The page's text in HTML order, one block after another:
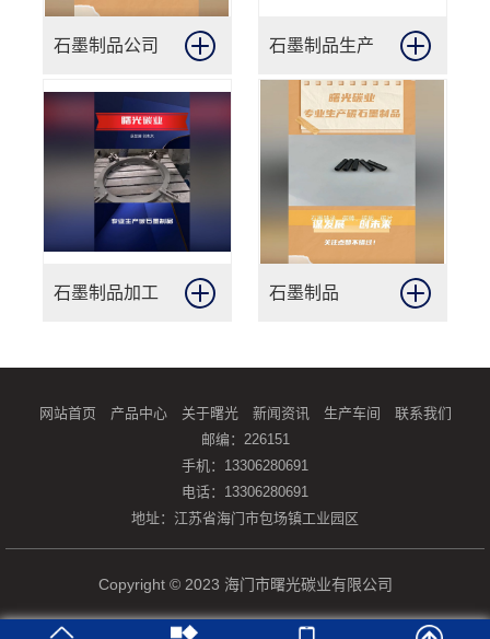
石墨制品公司 石墨制品生产
石墨制品加工 石墨制品
网站首页 产品中心 关于曙光 新闻资讯 生产车间
联系我们
邮编：226151
手机：13306280691
电话：13306280691
地址：江苏省海门市包场镇工业园区
Copyright © 2023 海门市曙光碳业有限公司